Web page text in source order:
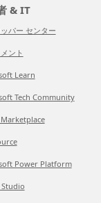
& IT
パー センター
ント
Learn
Tech Community
Power Platform